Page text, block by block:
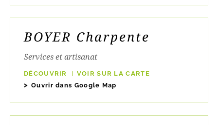
BOYER Charpente
Services et artisanat
DÉCOUVRIR
VOIR SUR LA CARTE
Ouvrir dans Google Map